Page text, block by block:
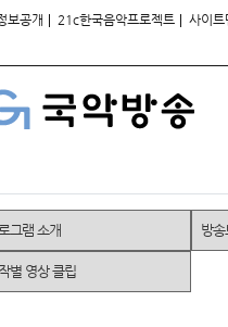
보공개 | 21c한국음악프로젝트 | 사이트
그램 소개 방
별 영상 클립